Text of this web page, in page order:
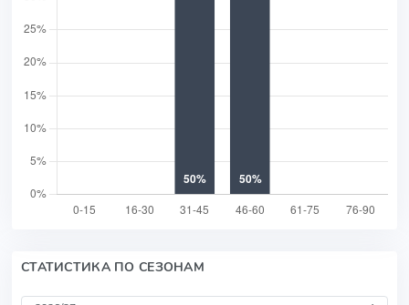
СТАТИСТИКА ПО СЕЗОНАМ